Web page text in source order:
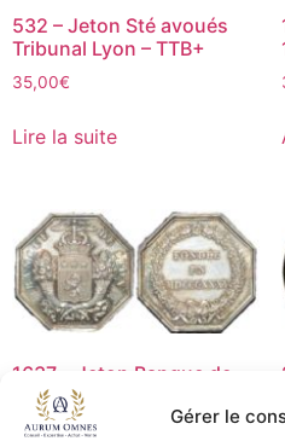
Gérer le
532 – Jeton Sté avoués
Tribunal Lyon – TTB+
35,00€
Lire la suite
1637 – Jeton Banque de
Lyon – p. main – SUP+
35,00€